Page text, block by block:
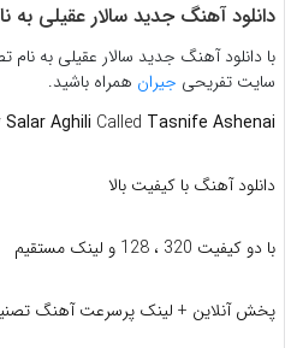
دانلود آهنگ جدید سالار عقیلی به
با دانلود آهنگ جدید سالار عقیلی به
سایت تفریحی جیران همراه باشید.
Salar Aghili Called Tasnife Ashenai
دانلود آهنگ با کیفیت بالا
با دو کیفیت 320 ، 128 و لینک مستقیم
پخش آنلاین + لینک پرسرعت آهنگ